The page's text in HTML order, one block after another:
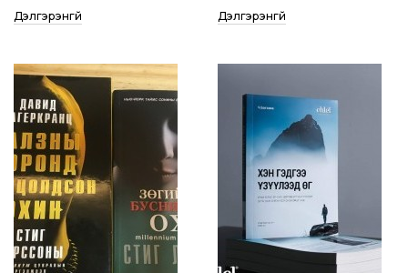
Дэлгэрэнгүй Дэлгэрэнгүй